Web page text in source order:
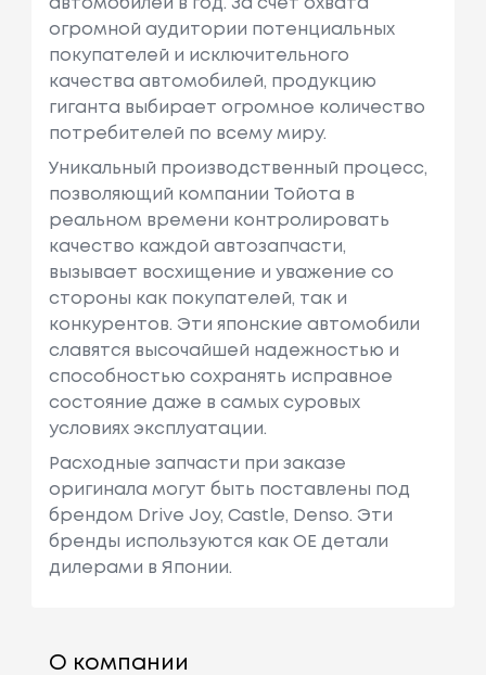
автомобилей в год. За счет охвата
огромной аудитории потенциальных
покупателей и исключительного
качества автомобилей, продукцию
гиганта выбирает огромное количество
потребителей по всему миру.
Уникальный производственный процесс,
позволяющий компании Тойота в
реальном времени контролировать
качество каждой автозапчасти,
вызывает восхищение и уважение со
стороны как покупателей, так и
конкурентов. Эти японские автомобили
славятся высочайшей надежностью и
способностью сохранять исправное
состояние даже в самых суровых
условиях эксплуатации.
Расходные запчасти при заказе
оригинала могут быть поставлены под
брендом Drive Joy, Castle, Denso. Эти
бренды используются как ОЕ детали
дилерами в Японии.
О компании